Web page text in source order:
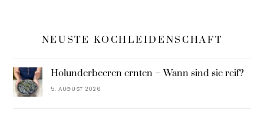
NEUSTE KOCHLEIDENSCHAFT
Holunderbeeren ernten – Wann sind sie reif?
5. AUGUST 2026